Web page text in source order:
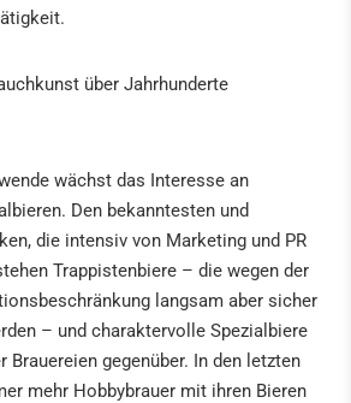
über Jahrhunderte
wächst das Interesse an
Den bekanntesten und
die intensiv von Marketing und PR
Trappistenbiere – die wegen der
langsam aber sicher
– und charaktervolle Spezialbiere
Brauereien gegenüber. In den letzten
mehr Hobbybrauer mit ihren Bieren